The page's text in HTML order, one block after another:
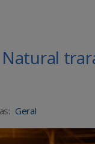
Natural
Geral